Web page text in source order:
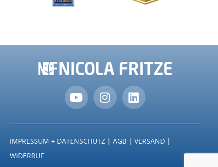
IMPRESSUM + DATENSCHUTZ | AGB | VERSAND |
WIDERRUF